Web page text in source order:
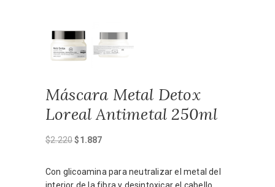
Máscara Metal Detox
Loreal Antimetal 250ml
$2.220El
original
era:
$1.887El
es:
Con glicoamina para neutralizar el metal del